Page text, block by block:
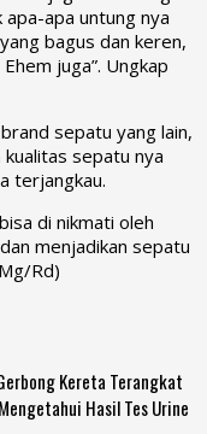
apa untung nya
bagus dan keren,
juga”. Ungkap
sepatu yang lain,
sepatu nya
terjangkau.
di nikmati oleh
menjadikan sepatu
Rd)
Kereta Terangkat
Hasil Tes Urine